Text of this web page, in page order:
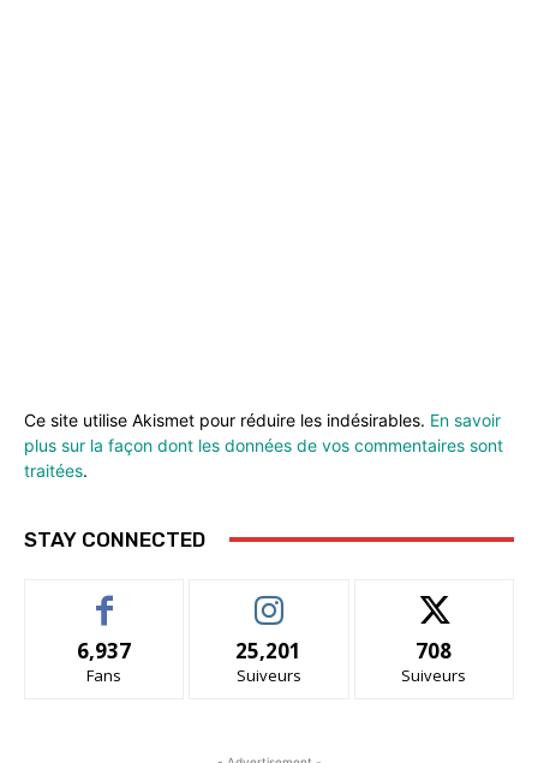
Ce site utilise Akismet pour réduire les indésirables. En savoir
plus sur la façon dont les données de vos commentaires sont
traitées.
STAY CONNECTED
6,937
Fans
25,201
Suiveurs
708
Suiveurs